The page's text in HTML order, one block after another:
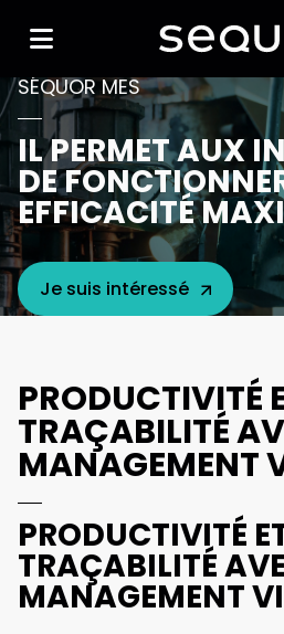
SÉQUOR MES
IL PERMET AUX
DE
EFFICACITÉ
Je suis intéressé
PRODUCTIVITÉ
TRAÇABILITÉ
MANAGEMENT
PRODUCTIVITÉ
TRAÇABILITÉ
MANAGEMENT